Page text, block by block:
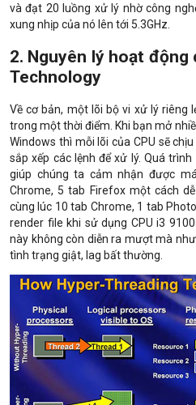
và đạt 20 luồng xử lý nhờ công
xung nhịp của nó lên tới 5.3GHz.
2. Nguyên lý hoạt động
Technology
Về cơ bản, một lõi bộ vi xử lý riêng
trong một thời điểm. Khi bạn mở
Windows thì mỗi lõi của CPU sẽ
sắp xếp các lệnh để xử lý. Quá
giúp chúng ta cảm nhận được
Chrome, 5 tab Firefox một cách
cùng lúc 10 tab Chrome, 1 tab
render file khi sử dụng CPU i3
này không còn diễn ra mượt mà
tình trạng giật, lag bất thường.